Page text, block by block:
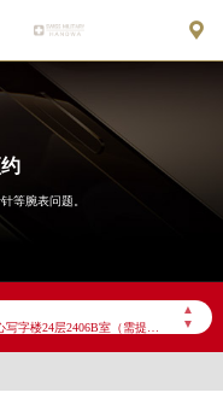

等腕表问题。
▲
▼
热线：400-992-3692